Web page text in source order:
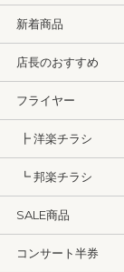
新着商品
店長のおすすめ
フライヤー
┣ 洋楽チラシ
┗ 邦楽チラシ
SALE商品
コンサート半券